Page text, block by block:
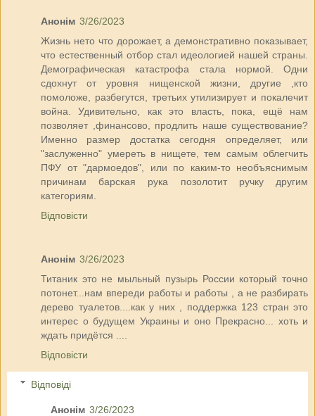
Анонім 3/26/2023
Жизнь нето что дорожает, а демонстративно показывает,
что естественный отбор стал идеологией нашей страны.
Демографическая катастрофа стала нормой. Одни
сдохнут от уровня нищенской жизни, другие ,кто
помоложе, разбегутся, третьих утилизирует и покалечит
война. Удивительно, как это власть, пока, ещё нам
позволяет ,финансово, продлить наше существование?
Именно размер достатка сегодня определяет, или
"заслуженно" умереть в нищете, тем самым облегчить
ПФУ от "дармоедов", или по каким-то необъяснимым
причинам барская рука позолотит ручку другим
категориям.
Відповісти
Анонім 3/26/2023
Титаник это не мыльный пузырь России который точно
потонет...нам впереди работы и работы , а не разбирать
дерево туалетов....как у них , поддержка 123 стран это
интерес о будущем Украины и оно Прекрасно... хоть и
ждать придётся ....
Відповісти
Відповіді
Анонім 3/26/2023